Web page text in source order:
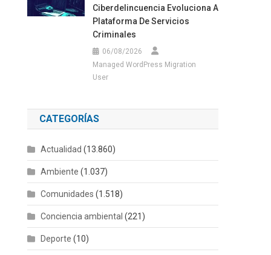
Ciberdelincuencia Evoluciona A
Plataforma De Servicios
Criminales
06/08/2026
Managed WordPress Migration
User
CATEGORÍAS
Actualidad (13.860)
Ambiente (1.037)
Comunidades (1.518)
Conciencia ambiental (221)
Deporte (10)